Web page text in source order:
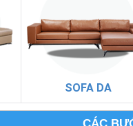
SOFA DA
CÁC